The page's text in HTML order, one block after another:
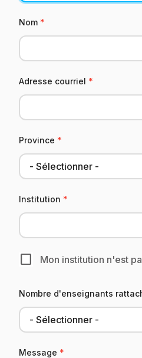
Nom
Adresse courriel
Province
Institution
Mon institution n'est
Nombre d'enseignants
Message